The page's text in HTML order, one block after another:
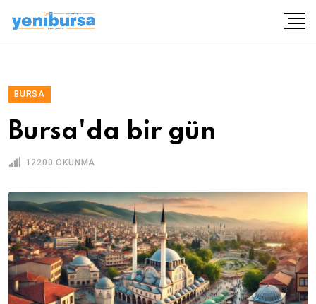
BURSA
Bursa'da bir gün
12200 OKUNMA